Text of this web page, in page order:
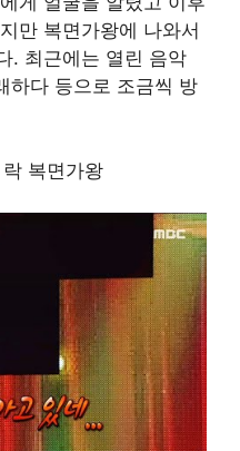
만 복면가왕에 나와서
. 최근에는 열린 음악
하다 등으로 조금씩 방
복면가왕